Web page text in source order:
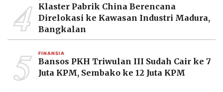
4
Klaster Pabrik China Berencana
Direlokasi ke Kawasan Industri Madura,
Bangkalan
5 FINANSIA
Bansos PKH Triwulan III Sudah Cair ke 7
Juta KPM, Sembako ke 12 Juta KPM